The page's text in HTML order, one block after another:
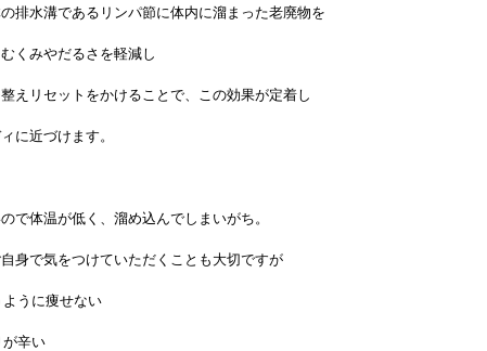
排水溝であるリンパ節に体内に溜まった老廃物を
くみやだるさを軽減し
えリセットをかけることで、この効果が定着し
に近づけます。
で体温が低く、溜め込んでしまいがち。
身で気をつけていただくことも大切ですが
うに痩せない
辛い